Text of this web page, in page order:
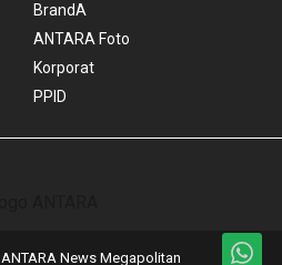
BrandA
ANTARA Foto
Korporat
PPID
News Megapolitan